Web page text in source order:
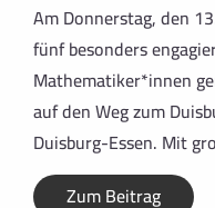
Am Donnerstag, den
fünf besonders
Mathematiker*innen
auf den Weg zum
Duisburg-Essen. Mit
Zum Beitrag